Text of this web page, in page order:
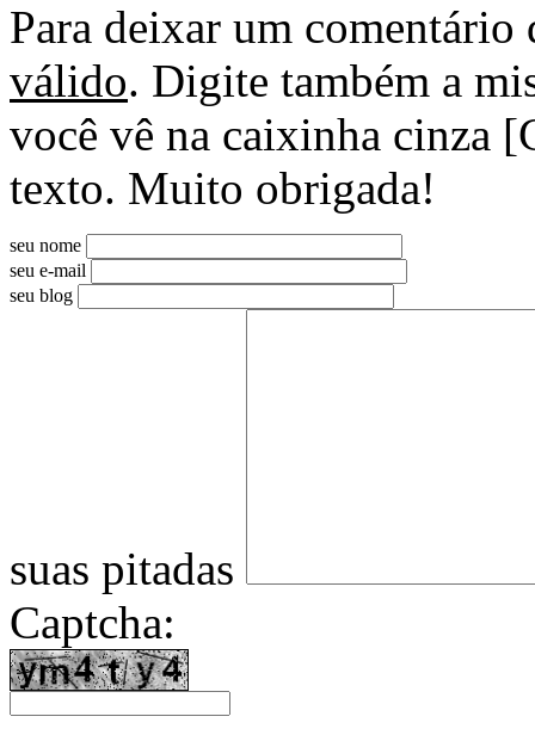
Para deixar um
válido. Digite também a
você vê na caixinha cinza
texto. Muito obrigada!
seu nome
seu e-mail
seu blog
suas pitadas
Captcha: